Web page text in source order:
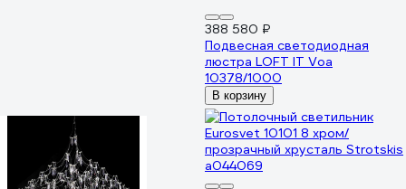
388 580 ₽
Подвесная светодиодная
люстра LOFT IT Voa
10378/1000
В корзину